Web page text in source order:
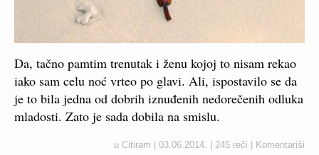
Da, tačno pamtim trenutak i ženu kojoj to nisam rekao
iako sam celu noć vrteo po glavi. Ali, ispostavilo se da
je to bila jedna od dobrih iznuđenih nedorečenih odluka
mladosti. Zato je sada dobila na smislu.
u Citiram | 03.06.2014. | 245 reči | Komentariši